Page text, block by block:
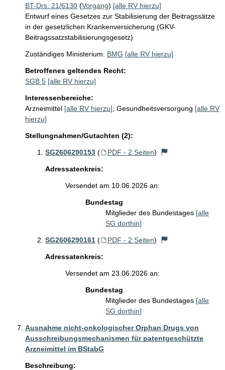
BT-Drs. 21/6130 (Vorgang) [alle RV hierzu]
Entwurf eines Gesetzes zur Stabilisierung der Beitragssätze
in der gesetzlichen Krankenversicherung (GKV-
Beitragssatzstabilisierungsgesetz)
Zuständiges Ministerium: BMG [alle RV hierzu]
Betroffenes geltendes Recht:
SGB 5 [alle RV hierzu]
Interessenbereiche:
Arzneimittel [alle RV hierzu]; Gesundheitsversorgung [alle RV
hierzu]
Stellungnahmen/Gutachten (2):
SG2606290153 ( PDF - 2 Seiten)
Adressatenkreis:
Versendet am 10.06.2026 an:
Bundestag
Mitglieder des Bundestages [alle
SG dorthin]
SG2606290161 ( PDF - 2 Seiten)
Adressatenkreis:
Versendet am 23.06.2026 an:
Bundestag
Mitglieder des Bundestages [alle
SG dorthin]
Ausnahme nicht-onkologischer Orphan Drugs von
Ausschreibungsmechanismen für patentgeschützte
Arzneimittel im BStabG
Beschreibung: